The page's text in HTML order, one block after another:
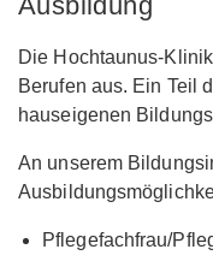
Die Hochtaunus-
Berufen aus. Ein Teil
hauseigenen
An unserem
Pflegefachfrau/